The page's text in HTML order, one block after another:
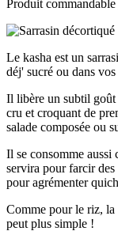
Produit commandable
Le kasha est un
déj' sucré ou dans
Il libère un subtil goût
cru et croquant de
salade composée ou
Il se consomme aussi
servira pour farcir
pour agrémenter
Comme pour le riz, la
peut plus simple !